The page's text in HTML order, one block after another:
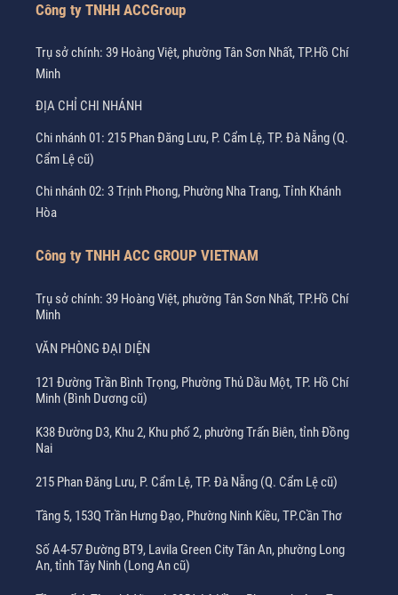
Công ty TNHH ACCGroup
Trụ sở chính: 39 Hoàng Việt, phường Tân Sơn Nhất, TP.Hồ Chí
Minh
ĐỊA CHỈ CHI NHÁNH
Chi nhánh 01: 215 Phan Đăng Lưu, P. Cẩm Lệ, TP. Đà Nẵng (Q.
Cẩm Lệ cũ)
Chi nhánh 02: 3 Trịnh Phong, Phường Nha Trang, Tỉnh Khánh
Hòa
Công ty TNHH ACC GROUP VIETNAM
Trụ sở chính: 39 Hoàng Việt, phường Tân Sơn Nhất, TP.Hồ Chí
Minh
VĂN PHÒNG ĐẠI DIỆN
121 Đường Trần Bình Trọng, Phường Thủ Dầu Một, TP. Hồ Chí
Minh (Bình Dương cũ)
K38 Đường D3, Khu 2, Khu phố 2, phường Trấn Biên, tỉnh Đồng
Nai
215 Phan Đăng Lưu, P. Cẩm Lệ, TP. Đà Nẵng (Q. Cẩm Lệ cũ)
Tầng 5, 153Q Trần Hưng Đạo, Phường Ninh Kiều, TP.Cần Thơ
Số A4-57 Đường BT9, Lavila Green City Tân An, phường Long
An, tỉnh Tây Ninh (Long An cũ)